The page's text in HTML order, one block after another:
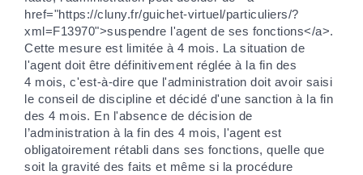
href="https://cluny.fr/guichet-virtuel/particuliers/?
xml=F13970">suspendre l'agent de ses fonctions</a>.
Cette mesure est limitée à 4 mois. La situation de
l'agent doit être définitivement réglée à la fin des
4 mois, c'est-à-dire que l'administration doit avoir saisi
le conseil de discipline et décidé d'une sanction à la fin
des 4 mois. En l'absence de décision de
l’administration à la fin des 4 mois, l'agent est
obligatoirement rétabli dans ses fonctions, quelle que
soit la gravité des faits et même si la procédure